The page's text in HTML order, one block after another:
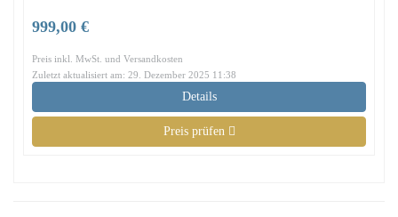
999,00 €
Preis inkl. MwSt. und Versandkosten
Zuletzt aktualisiert am: 29. Dezember 2025 11:38
Details
Preis prüfen